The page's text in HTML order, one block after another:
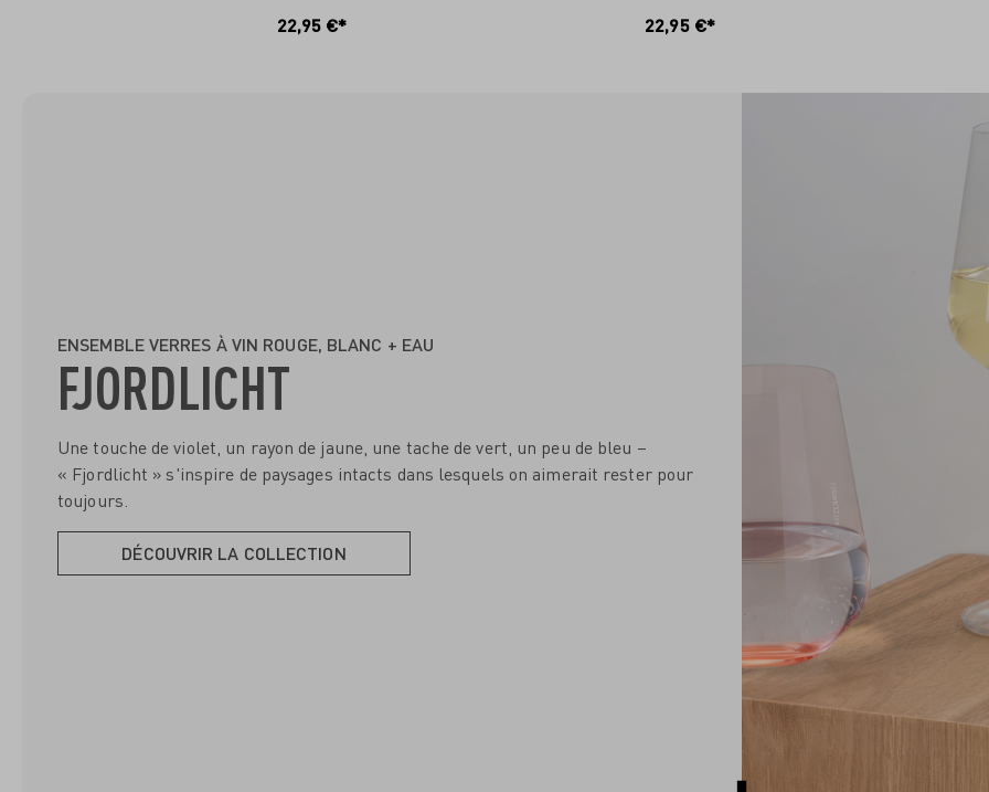
22,95 €* 22,95 €*
ENSEMBLE VERRES À VIN ROUGE, BLANC + EAU
FJORDLICHT
Une touche de violet, un rayon de jaune, une tache de vert, un peu de bleu –
« Fjordlicht » s'inspire de paysages intacts dans lesquels on aimerait rester pour
toujours.
DÉCOUVRIR LA COLLECTION